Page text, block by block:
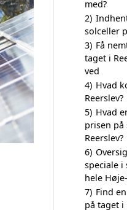
med?
2)
solceller
3) Få
taget i
ved
4) Hvad
Reerslev?
5) Hvad
prisen på
Reerslev?
6)
speciale i
hele
7) Find
på taget i